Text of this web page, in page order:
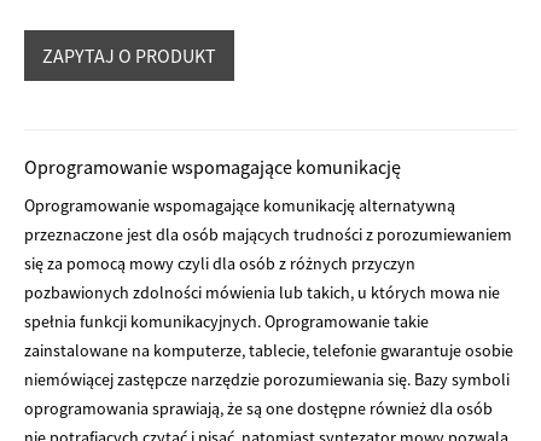
Oprogramowanie wspomagające komunikację
Oprogramowanie wspomagające komunikację alternatywną
przeznaczone jest dla osób mających trudności z porozumiewaniem
się za pomocą mowy czyli dla osób z różnych przyczyn
pozbawionych zdolności mówienia lub takich, u których mowa nie
spełnia funkcji komunikacyjnych. Oprogramowanie takie
zainstalowane na komputerze, tablecie, telefonie gwarantuje osobie
niemówiącej zastępcze narzędzie porozumiewania się. Bazy symboli
oprogramowania sprawiają, że są one dostępne również dla osób